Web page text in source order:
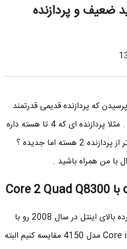
ضعیف و پردازنده
که پردازنده قدیمی قدرتمند
بهتره یا پردازنده جدید ضعیف . مثلا پردازنده ای که 4 تا هسته داره
اما واسه چند سال پیشه قوی تر از پردازنده 2 هسته اما جدیده ؟
با من همراه باشید .
میخوایم یکی از پردازنده های رده بالای اینتل در سال 2008 رو با
یکی از CPU های رده پایین Core i3 مدل 4150 مقایسه کنیم البته